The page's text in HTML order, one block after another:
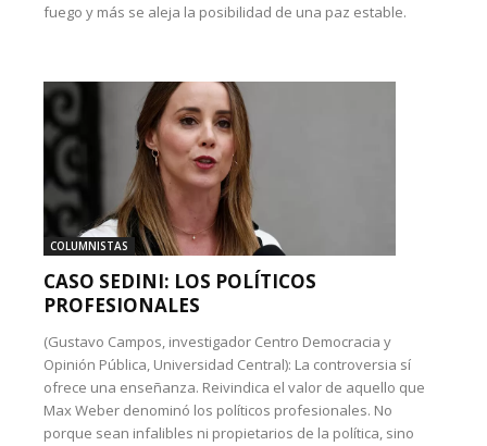
fuego y más se aleja la posibilidad de una paz estable.
COLUMNISTAS
CASO SEDINI: LOS POLÍTICOS
PROFESIONALES
(Gustavo Campos, investigador Centro Democracia y
Opinión Pública, Universidad Central): La controversia sí
ofrece una enseñanza. Reivindica el valor de aquello que
Max Weber denominó los políticos profesionales. No
porque sean infalibles ni propietarios de la política, sino